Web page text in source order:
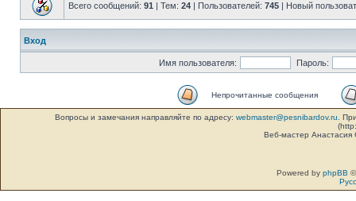
Всего сообщений: 91 | Тем: 24 | Пользователей: 745 | Новый
Вход
Имя пользователя: Пароль:
Непрочитанные сообщения
Вопросы и замечания направляйте по адресу: webmaster@pesnibardov.ru .
Веб-мастер
Powered by phpBB